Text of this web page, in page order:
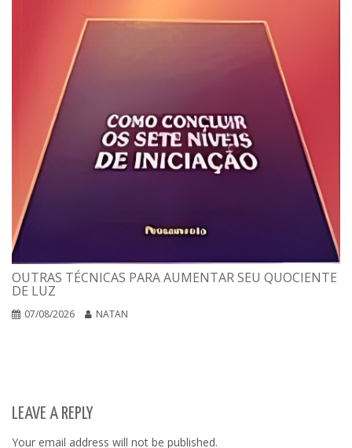
OUTRAS TÉCNICAS PARA AUMENTAR SEU QUOCIENTE
DE LUZ
07/08/2026 NATAN
LEAVE A REPLY
Your email address will not be published.